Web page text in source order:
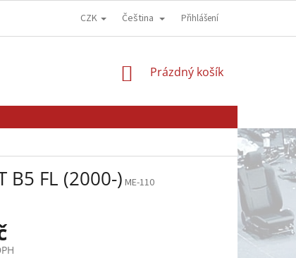
OBCHODNÍ PODMÍNKY GDPR - OCHRANA OSOBNÍCH ÚDAJŮ
CZK Čeština Přihlášení
NÁKUPNÍ
Prázdný košík
B5 FL (2000-) ME-110